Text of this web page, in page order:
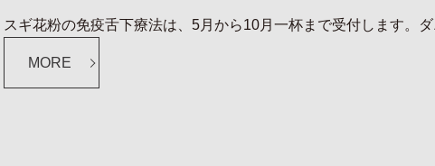
スギ花粉の免疫舌下療法は、5月から10月一杯まで受付します。
MORE